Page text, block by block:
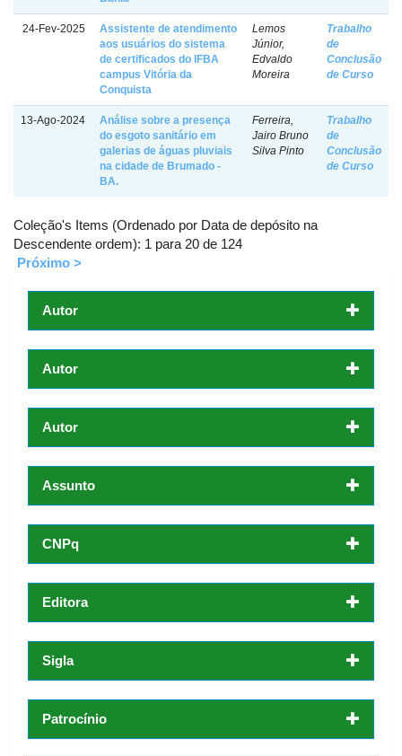
24-Fev-2025
Assistente de atendimento
aos usuários do sistema
de certificados do IFBA
campus Vitória da
Conquista
Lemos
Júnior,
Edvaldo
Moreira
Trabalho
de
Conclusão
de Curso
13-Ago-2024
Análise sobre a presença
do esgoto sanitário em
galerias de águas pluviais
na cidade de Brumado -
BA.
Ferreira,
Jairo Bruno
Silva Pinto
Trabalho
de
Conclusão
de Curso
Coleção's Items (Ordenado por Data de depósito na
Descendente ordem): 1 para 20 de 124
Próximo >
Autor
Autor
Autor
Assunto
CNPq
Editora
Sigla
Patrocínio